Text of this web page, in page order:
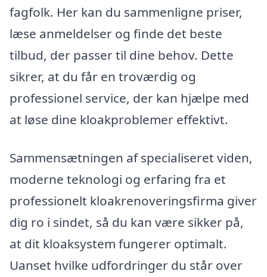
fagfolk. Her kan du sammenligne priser,
læse anmeldelser og finde det beste
tilbud, der passer til dine behov. Dette
sikrer, at du får en troværdig og
professionel service, der kan hjælpe med
at løse dine kloakproblemer effektivt.
Sammensætningen af specialiseret viden,
moderne teknologi og erfaring fra et
professionelt kloakrenoveringsfirma giver
dig ro i sindet, så du kan være sikker på,
at dit kloaksystem fungerer optimalt.
Uanset hvilke udfordringer du står over